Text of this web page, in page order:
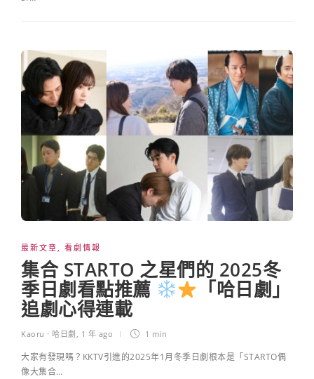
最新文章, 看劇情報
集合 STARTO 之星們的 2025冬
季日劇看點推薦 「哈日劇」
追劇心得連載
Kaoru · 哈日劇 , 1 年 ago 1 min
大家有發現嗎？KKTV引進的2025年1月冬季日劇根本是「STARTO偶
像大集合…